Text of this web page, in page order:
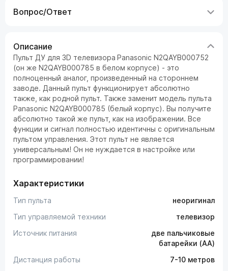
Вопрос/Ответ
Описание
Пульт ДУ для 3D телевизора Panasonic N2QAYB000752
(он же N2QAYB000785 в белом корпусе) - это
полноценный аналог, произведенный на стороннем
заводе. Данный пульт функционирует абсолютно
также, как родной пульт. Также заменит модель пульта
Panasonic N2QAYB000785 (белый корпус). Вы получите
абсолютно такой же пульт, как на изображении. Все
функции и сигнал полностью идентичны с оригинальным
пультом управления. Этот пульт не является
универсальным! Он не нуждается в настройке или
программировании!
Характеристики
Тип пульта
неоригинал
Тип управляемой техники
телевизор
Источник питания
две пальчиковые
батарейки (AA)
Дистанция работы
7-10 метров